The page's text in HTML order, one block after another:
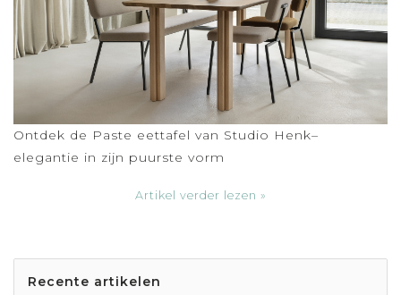
Ontdek de Paste eettafel van Studio Henk–
elegantie in zijn puurste vorm
Artikel verder lezen »
Recente artikelen